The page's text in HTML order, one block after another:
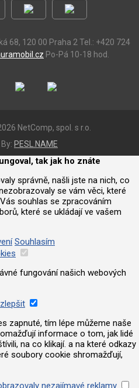
68, 120 00 Praha 2 Tel.: +420 724
Po-Pá 10-18 hod.
NetComp, spol. s r.o.
PESL.NAME
tak jak ho znáte
správně, našli jste na nich, co
se vám věci, které
souhlas se zpracováním
které se ukládají ve vašem
Souhlasím
fungování našich webových
zapnuté, tím lépe můžeme naše
informace o tom, jak lidé
na co klikají. a na které odkazy
soubory cookie shromažďují,
nezajímavé reklamy